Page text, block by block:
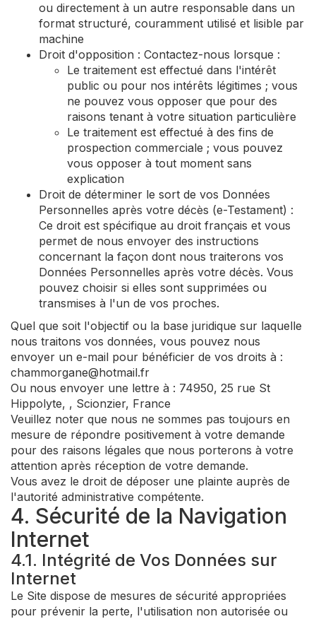
ou directement à un autre responsable dans un
format structuré, couramment utilisé et lisible par
machine
Droit d'opposition : Contactez-nous lorsque :
Le traitement est effectué dans l'intérêt
public ou pour nos intérêts légitimes ; vous
ne pouvez vous opposer que pour des
raisons tenant à votre situation particulière
Le traitement est effectué à des fins de
prospection commerciale ; vous pouvez
vous opposer à tout moment sans
explication
Droit de déterminer le sort de vos Données
Personnelles après votre décès (e-Testament) :
Ce droit est spécifique au droit français et vous
permet de nous envoyer des instructions
concernant la façon dont nous traiterons vos
Données Personnelles après votre décès. Vous
pouvez choisir si elles sont supprimées ou
transmises à l'un de vos proches.
Quel que soit l'objectif ou la base juridique sur laquelle
nous traitons vos données, vous pouvez nous
envoyer un e-mail pour bénéficier de vos droits à :
chammorgane@hotmail.fr
Ou nous envoyer une lettre à : 74950, 25 rue St
Hippolyte, , Scionzier, France
Veuillez noter que nous ne sommes pas toujours en
mesure de répondre positivement à votre demande
pour des raisons légales que nous porterons à votre
attention après réception de votre demande.
Vous avez le droit de déposer une plainte auprès de
l'autorité administrative compétente.
4. Sécurité de la Navigation
Internet
4.1. Intégrité de Vos Données sur
Internet
Le Site dispose de mesures de sécurité appropriées
pour prévenir la perte, l'utilisation non autorisée ou